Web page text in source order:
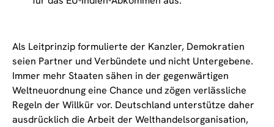
Als Leitprinzip formulierte der Kanzler, Demokratien
seien Partner und Verbündete und nicht Untergebene.
Immer mehr Staaten sähen in der gegenwärtigen
Weltneuordnung eine Chance und zögen verlässliche
Regeln der Willkür vor. Deutschland unterstütze daher
ausdrücklich die Arbeit der Welthandelsorganisation,